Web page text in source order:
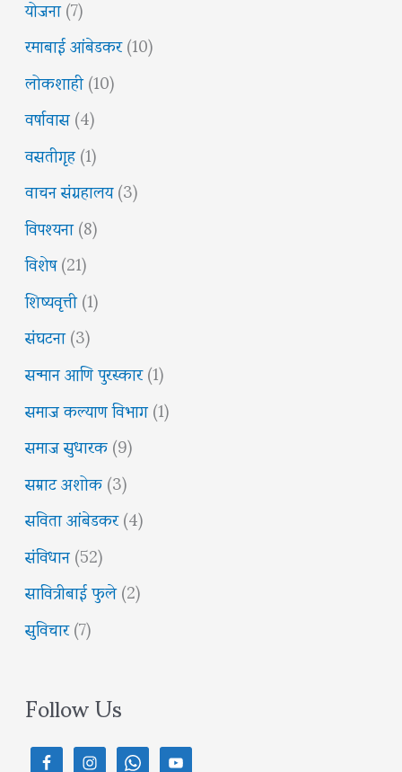
रमाबाई आंबेडकर(10)
लोकशाही(10)
वर्षावास(4)
वसतीगृह(1)
वाचन संग्रहालय(3)
विपश्यना(8)
विशेष(21)
शिष्यवृत्ती(1)
संघटना(3)
सन्मान आणि पुरस्कार(1)
समाज कल्याण विभाग(1)
समाज सुधारक(9)
सम्राट अशोक(3)
सविता आंबेडकर(4)
संविधान(52)
सावित्रीबाई फुले(2)
सुविचार(7)
Follow Us